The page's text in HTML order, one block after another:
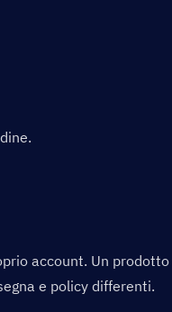
account. Un
e policy differenti.